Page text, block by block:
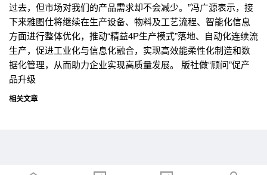
过去，但市场对我们的产品需求却不会减少。”冯广源表示，接
下来雅图仕将继续在生产设备、物料及工艺流程、智能化信息
方面进行整体优化，推动“精益4P生产模式”落地、自动化连续流
生产，促进工业化与信息化融合，实现高效能柔性化制造和数
据化管理，从而助力企业实现高质量发展。 版社做“顾问”促产
品升级
相关文章